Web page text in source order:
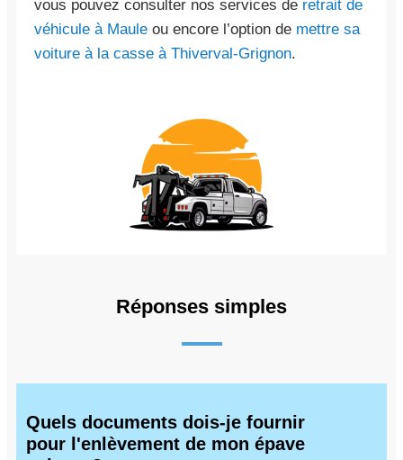
vous pouvez consulter nos services de retrait de
véhicule à Maule ou encore l’option de mettre sa
voiture à la casse à Thiverval-Grignon.
Réponses simples
Quels documents dois-je fournir
pour l'enlèvement de mon épave